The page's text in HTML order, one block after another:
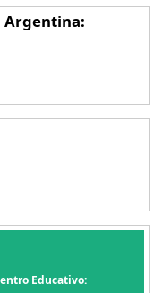
Argentina:
Educativo: